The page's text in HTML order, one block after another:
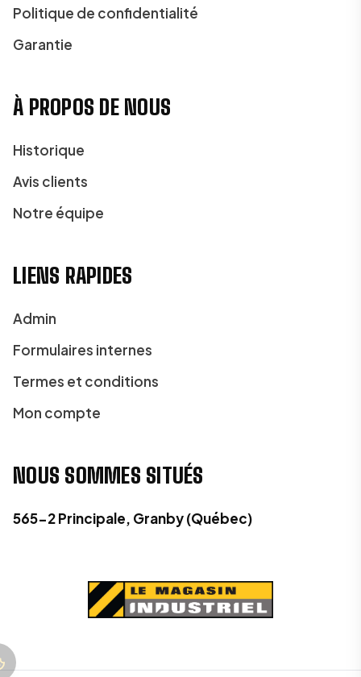
Politique de confidentialité
Garantie
À PROPOS DE NOUS
Historique
Avis clients
Notre équipe
LIENS RAPIDES
Admin
Formulaires internes
Termes et conditions
Mon compte
NOUS SOMMES SITUÉS
565-2 Principale, Granby (Québec)